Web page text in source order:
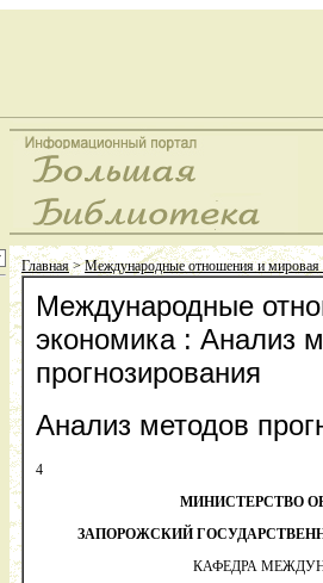
Главная>Международные отношения и мировая
Международные
экономика : Анализ
прогнозирования
Анализ методов
4
МИНИСТЕРСТВО
ЗАПОРОЖСКИЙ
КАФЕДРА